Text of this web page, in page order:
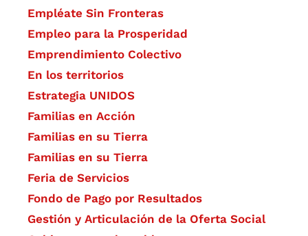
Empléate Sin Fronteras
Empleo para la Prosperidad
Emprendimiento Colectivo
En los territorios
Estrategia UNIDOS
Familias en Acción
Familias en su Tierra
Familias en su Tierra
Feria de Servicios
Fondo de Pago por Resultados
Gestión y Articulación de la Oferta Social